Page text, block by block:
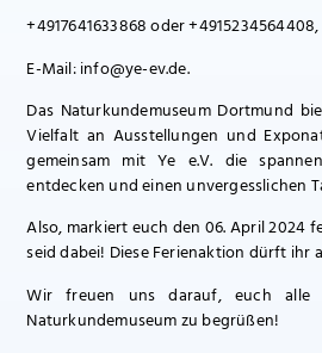
+4917641633868 oder +4915234564408,
E-Mail: info@ye-ev.de.
Das Naturkundemuseum Dortmund
Vielfalt an Ausstellungen und
gemeinsam mit Ye e.V. die
entdecken und einen unvergesslichen
Also, markiert euch den 06. April 2024
seid dabei! Diese Ferienaktion dürft ihr
Wir freuen uns darauf, euch alle
Naturkundemuseum zu begrüßen!